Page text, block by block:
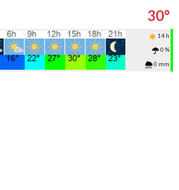
30°
14 h
0 %
0 mm